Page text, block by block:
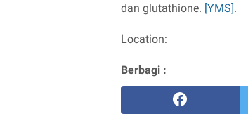
dan glutathione. [YMS].
Location:
Berbagi :